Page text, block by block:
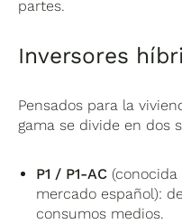
partes.
Inversores
Pensados para la
gama se divide en dos
P1 / P1-AC
mercado español):
consumos medios.